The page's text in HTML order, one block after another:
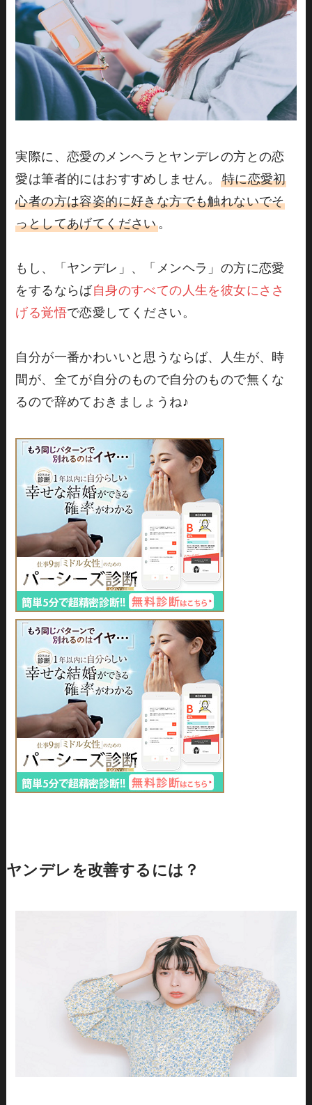
実際に、恋愛のメンヘラとヤンデレの方との恋
愛は筆者的にはおすすめしません。 特に恋愛初
心者の方は容姿的に好きな方でも触れないでそ
っとしてあげてください。
もし、「ヤンデレ」、「メンヘラ」の方に恋愛
をするならば自身のすべての人生を彼女にささ
げる覚悟で恋愛してください。
自分が一番かわいいと思うならば、人生が、時
間が、全てが自分のもので自分のもので無くな
るので辞めておきましょうね♪
ヤンデレを改善するには？